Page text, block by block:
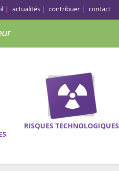
actualités contribuer contact
RISQUES TECHNOLOGIQUES